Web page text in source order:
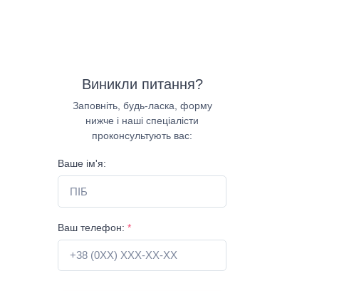
Виникли питання?
Заповніть, будь-ласка, форму
нижче і наші спеціалісти
проконсультують вас:
Ваше ім'я:
Ваш телефон: *